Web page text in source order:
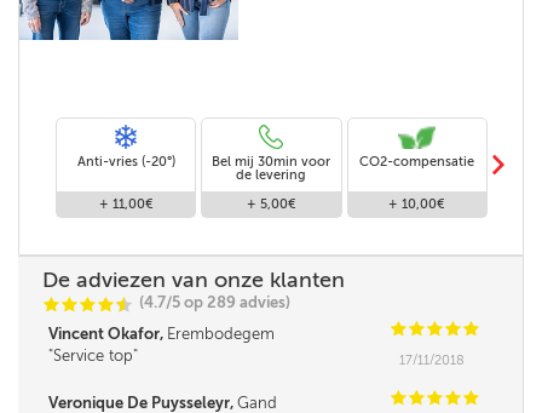
Anti-vries (-20°)
+ 11,00€
Bel mij 30min voor
de levering
+ 5,00€
CO2-compensatie
+ 10,00€
m
De adviezen van onze klanten
CCCCi
@ (4.7/5 op 289 advies)
Vincent Okafor, Erembodegem CCCCC
Service top
17/11/2018
Veronique De Puysseleyr, Gand CCCCC